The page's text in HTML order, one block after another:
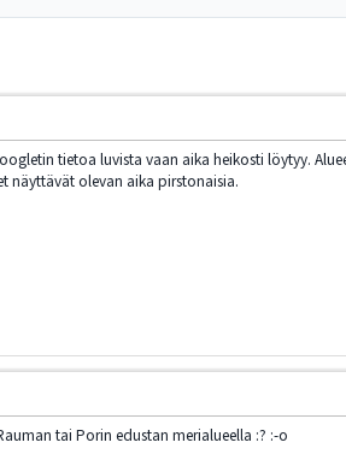
tietoa luvista vaan aika heikosti löytyy.
näyttävät olevan aika pirstonaisia.
tai Porin edustan merialueella :? :-o